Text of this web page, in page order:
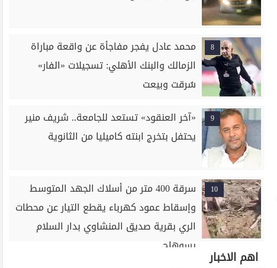
8
محمد عادل يفجر مفاجأة عن واقعة مباراة
الزمالك والبنك الأهلي: تسجيلات «الفار»
سُرقت وبيعت
9
«آخر العنقود» تستعد للجامعة.. شريف منير
يحتفل بتخرج ابنته كاميليا من الثانوية
10
سرقة 400 متر من أسلاك الجهد المتوسط
وإسقاط عمود كهرباء يقطع التيار عن محطات
الري بقرية صديق المنشاوي بدار السلام
بسوهاج
اهم الاخبار